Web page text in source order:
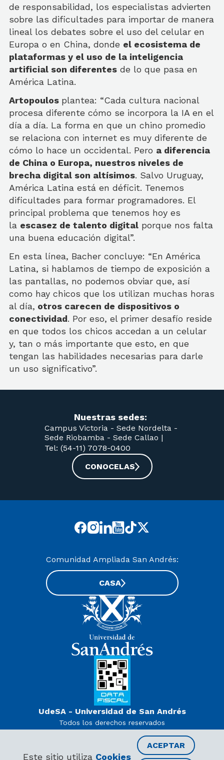
de responsabilidad, los especialistas advierten
sobre las dificultades para importar de manera
lineal los debates sobre el uso del celular en
Europa o en China, donde el ecosistema de
plataformas y el uso de la inteligencia
artificial son diferentes de lo que pasa en
América Latina.
Artopoulos plantea: “Cada cultura nacional
procesa diferente cómo se incorpora la IA en el
día a día. La forma en que un chino promedio
se relaciona con internet es muy diferente de
cómo lo hace un occidental. Pero a diferencia
de China o Europa, nuestros niveles de
brecha digital son altísimos. Salvo Uruguay,
América Latina está en déficit. Tenemos
dificultades para formar programadores. El
principal problema que tenemos hoy es
la escasez de talento digital porque nos falta
una buena educación digital”.
En esta línea, Bacher concluye: “En América
Latina, si hablamos de tiempo de exposición a
las pantallas, no podemos obviar que, así
como hay chicos que los utilizan muchas horas
al día, otros carecen de dispositivos o
conectividad. Por eso, el primer desafío reside
en que todos los chicos accedan a un celular
y, tan o más importante que esto, en que
tengan las habilidades necesarias para darle
un uso significativo”.
Este sitio utiliza Cookies
ACEPTAR
Nuestras sedes:
Campus Victoria - Sede Nordelta -
Sede Riobamba - Sede Callao |
Tel: (54-11) 7078-0400
CONOCELAS
UdeSA - Universidad de San Andrés
Todos los derechos reservados
Decreto PEN 978/07
Comunidad Ampliada San Andrés:
CASA